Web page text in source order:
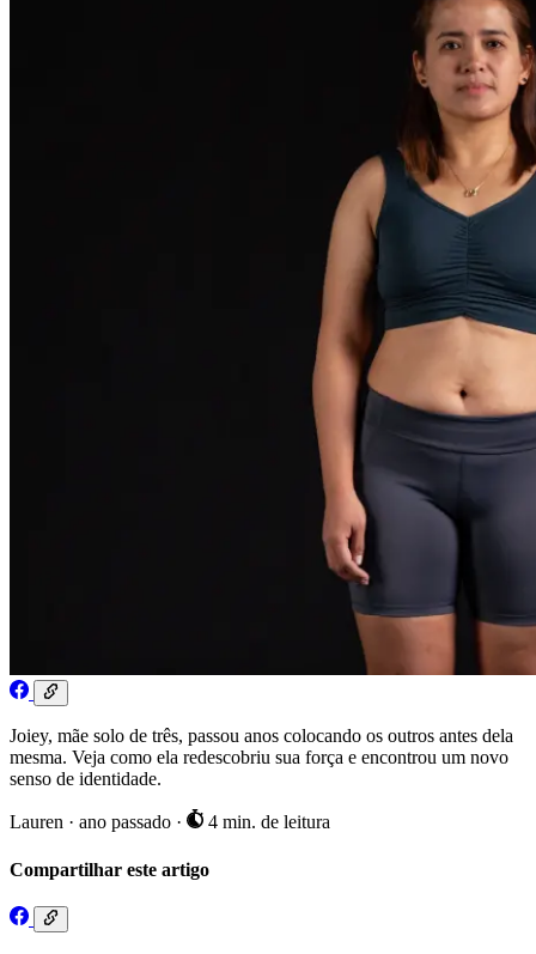
Joiey, mãe solo de três, passou anos colocando os outros antes dela
mesma. Veja como ela redescobriu sua força e encontrou um novo
senso de identidade.
Lauren · ano passado · 4 min. de leitura
Compartilhar este artigo